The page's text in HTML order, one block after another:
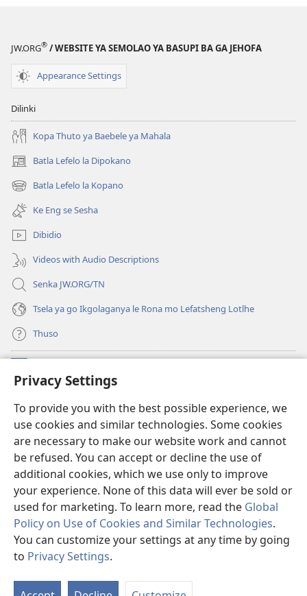
Privacy Settings
To provide you with the best possible experience, we
use cookies and similar technologies. Some cookies
are necessary to make our website work and cannot
be refused. You can accept or decline the use of
additional cookies, which we use only to improve
your experience. None of this data will ever be sold or
used for marketing. To learn more, read the Global
Policy on Use of Cookies and Similar Technologies.
You can customize your settings at any time by going
to Privacy Settings.
Buka
Molemo?
JW.ORG® / WEBSITE YA SEMOLAO YA BASUPI BA GA JEHOFA
Appearance Settings
Dilinki
Kopa Thuto ya Baebele ya Mahala
Batla Lefelo la Dipokano
(e
bula
tsebe
nngwe)
Batla Lefelo la Kopano
(e
bula
tsebe
e
nngwe)
Ke Eng se Sesha
Dibidio
Videos with Audio Descriptions
Senka JW.ORG/TN
Tsela ya go Ikgolaganya le Rona mo Lefatsheng Lotlhe
Thuso
(e
bula
nngwe)
LAEBORARI YA MO INTERNET
(e
bula
tsebe
e
nngwe)
JW Hub
(e
bula
tsebe
e
nngwe)
App ya JW Library
Copyright© 2026 Watch Tower Bible and Tract Society of Pennsylvania.
MELAWANA YA TIRISO|